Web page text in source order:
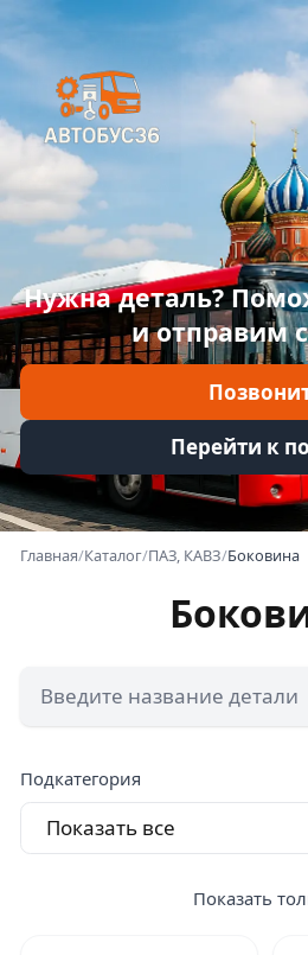
Нужна деталь?
и отправим
Перейти к
Главная/Каталог/ПАЗ, КАВЗ/Боковина
Подкатегория
Показать